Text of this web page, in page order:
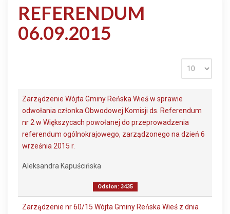
REFERENDUM
06.09.2015
Zarządzenie Wójta Gminy Reńska Wieś w sprawie
odwołania członka Obwodowej Komisji ds. Referendum
nr 2 w Większycach powołanej do przeprowadzenia
referendum ogólnokrajowego, zarządzonego na dzień 6
września 2015 r.
Aleksandra Kapuścińska
Odsłon: 3435
Zarządzenie nr 60/15 Wójta Gminy Reńska Wieś z dnia